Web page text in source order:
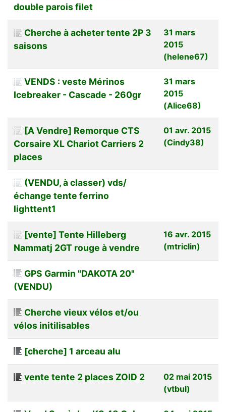
double parois filet
Cherche à acheter tente 2P 3
saisons
31 mars
2015
(helene67)
VENDS : veste Mérinos
Icebreaker - Cascade - 260gr
31 mars
2015
(Alice68)
[A Vendre] Remorque CTS
Corsaire XL Chariot Carriers 2
places
01 avr. 2015
(Cindy38)
(VENDU, à classer) vds/
échange tente ferrino
lighttent1
[vente] Tente Hilleberg
Nammatj 2GT rouge à vendre
16 avr. 2015
(mtriclin)
GPS Garmin "DAKOTA 20"
(VENDU)
Cherche vieux vélos et/ou
vélos initilisables
[cherche] 1 arceau alu
vente tente 2 places ZOID 2
02 mai 2015
(vtbul)